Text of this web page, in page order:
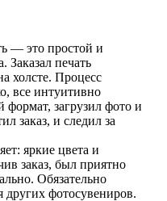
— это простой и
Заказал печать
холсте. Процесс
все интуитивно
загрузил фото и
заказ, и следил за
яркие цвета и
заказ, был приятно
Обязательно
других фотосувениров.